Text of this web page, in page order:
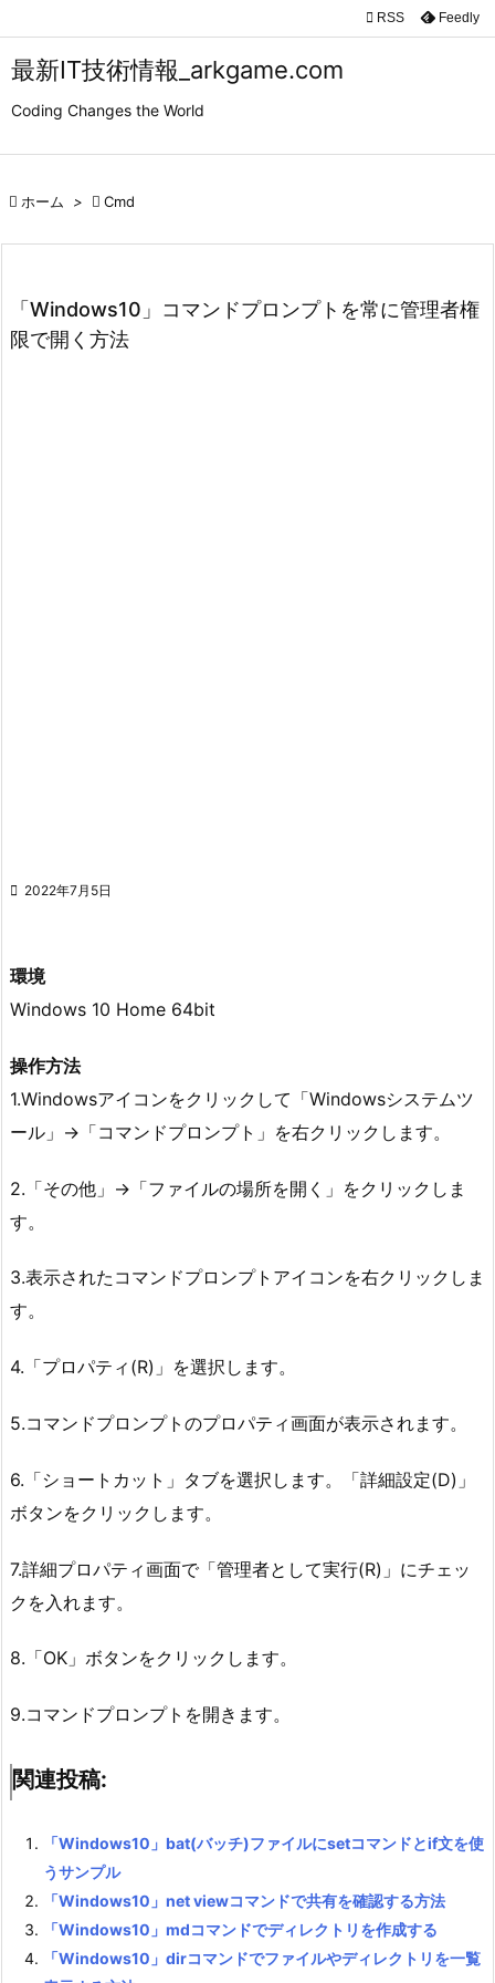
最新IT技術情報_arkgame.com
Coding Changes the World


検索
 RSS Feedly
 ホーム >  Cmd
「Windows10」コマンドプロンプトを常に管理者権
限で開く方法
 2022年7月5日
環境
Windows 10 Home 64bit
操作方法
1.Windowsアイコンをクリックして「Windowsシステムツ
ール」->「コマンドプロンプト」を右クリックします。
2.「その他」->「ファイルの場所を開く」をクリックしま
す。
3.表示されたコマンドプロンプトアイコンを右クリックしま
す。
4.「プロパティ(R)」を選択します。
5.コマンドプロンプトのプロパティ画面が表示されます。
6.「ショートカット」タブを選択します。「詳細設定(D)」
ボタンをクリックします。
7.詳細プロパティ画面で「管理者として実行(R)」にチェッ
クを入れます。
8.「OK」ボタンをクリックします。
9.コマンドプロンプトを開きます。
関連投稿:
「Windows10」bat(バッチ)ファイルにsetコマンドとif文を使
うサンプル
「Windows10」net viewコマンドで共有を確認する方法
「Windows10」mdコマンドでディレクトリを作成する
「Windows10」dirコマンドでファイルやディレクトリを一覧